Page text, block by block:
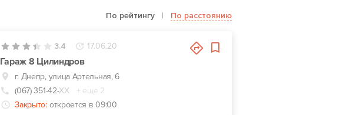
По рейтингу | По расстоянию
3.4 17.06.20
Гараж 8 Цилиндров
г. Днепр, улица Артельная, 6
(067) 351-42-ХХ
+ еще 2
Закрыто: откроется в 09:00